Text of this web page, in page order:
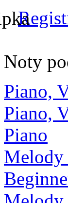
Noty
Piano,
Piano,
Piano